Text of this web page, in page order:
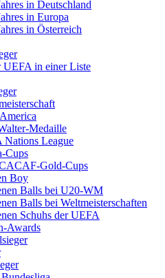
in Deutschland
in Europa
in Österreich
UEFA in einer Liste
Medaille
League
Cups
Gold-Cups
Boy
Balls bei U20-WM
Balls bei Weltmeisterschaften
Schuhs der UEFA
Awards